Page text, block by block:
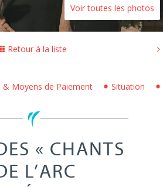
Voir toutes les photos
Retour à la liste
& Moyens de Paiement Situation
« CHANTS
L’ARC